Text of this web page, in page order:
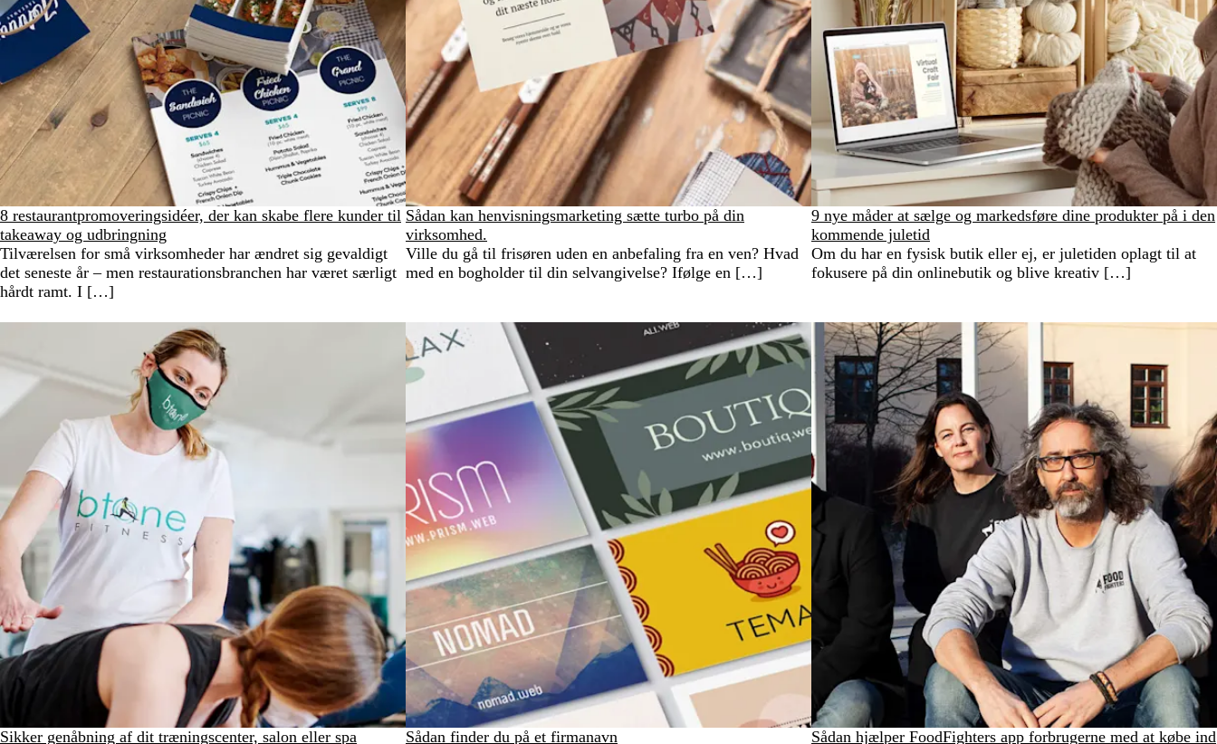
8 restaurantpromoveringsidéer, der kan skabe flere kunder til
takeaway og udbringning
Tilværelsen for små virksomheder har ændret sig gevaldigt
det seneste år – men restaurationsbranchen har været særligt
hårdt ramt. I […]
Sådan kan henvisningsmarketing sætte turbo på din
virksomhed.
Ville du gå til frisøren uden en anbefaling fra en ven? Hvad
med en bogholder til din selvangivelse? Ifølge en […]
9 nye måder at sælge og markedsføre dine produkter på i den
kommende juletid
Om du har en fysisk butik eller ej, er juletiden oplagt til at
fokusere på din onlinebutik og blive kreativ […]
Sikker genåbning af dit træningscenter, salon eller spa
Sådan finder du på et firmanavn
Sådan hjælper FoodFighters app forbrugerne med at købe ind